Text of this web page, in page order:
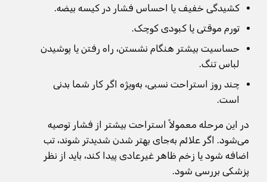
کشیدگی خفیف یا احساس فشار در کیسه بیضه.
تورم موقتی یا کبودی کوچک.
حساسیت بیشتر هنگام نشستن، راه رفتن یا پوشیدن
لباس تنگ.
چند روز استراحت نسبی، به‌ویژه اگر کار شما بدنی
است.
در این مرحله معمولاً استراحت بیشتر از فشار توصیه
می‌شود. اگر علائم به‌جای بهتر شدن شدیدتر شوند، تب
اضافه شود یا زخم ظاهر غیرعادی پیدا کند، باید از نظر
پزشکی بررسی شود.